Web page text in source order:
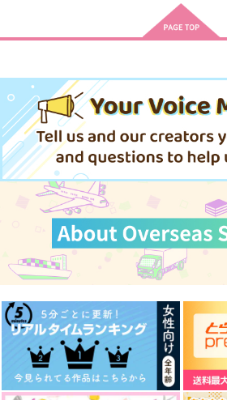
虚ろの花
熱闘ジャンキー
1,100円（税込）
シルヴァン
サンプル
作品詳細
イデアズドルパロブッ
ク
硝煙
イデア×アズール
サンプル
い
プラグマライト
専売 1,572円 （税込）
その他
イデア×アズール
サンプル
カート
プラヌラ舎
専売 597円（税込）
イデア×アズール
サンプル